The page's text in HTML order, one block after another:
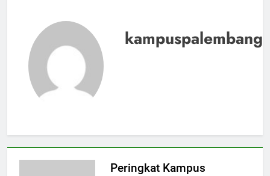
kampuspalembang
Peringkat Kampus